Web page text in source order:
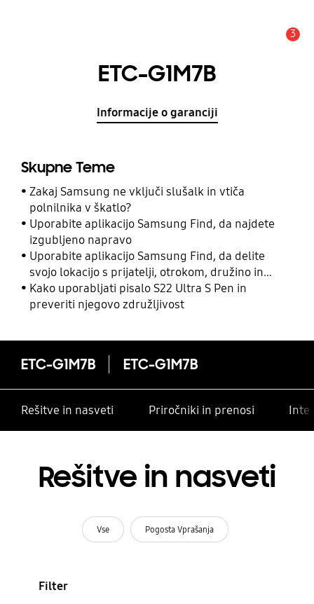
3
ETC-G1M7B
Informacije o garanciji
Skupne Teme
Zakaj Samsung ne vključi slušalk in vtiča
polnilnika v škatlo?
Uporabite aplikacijo Samsung Find, da najdete
izgubljeno napravo
Uporabite aplikacijo Samsung Find, da delite
svojo lokacijo s prijatelji, otrokom, družino in
drugimi stiki
Kako uporabljati pisalo S22 Ultra S Pen in
preveriti njegovo združljivost
ETC-G1M7B ETC-G1M7B
Rešitve in nasveti Priročniki in prenosi
Rešitve in nasveti
Vse Pogosta Vprašanja
Filter